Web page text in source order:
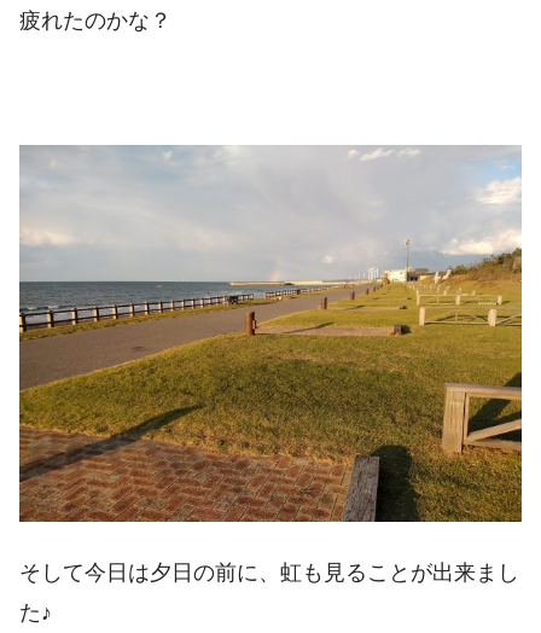
疲れたのかな？
そして今日は夕日の前に、虹も見ることが出来まし
た♪